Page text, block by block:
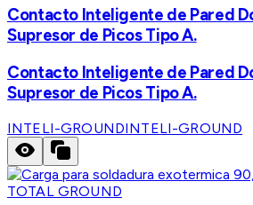
Contacto Inteligente de Pared
Supresor de Picos Tipo A.
Contacto Inteligente de Pared
Supresor de Picos Tipo A.
INTELI-GROUNDINTELI-GROUND
TOTAL GROUND